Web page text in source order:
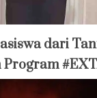
dari